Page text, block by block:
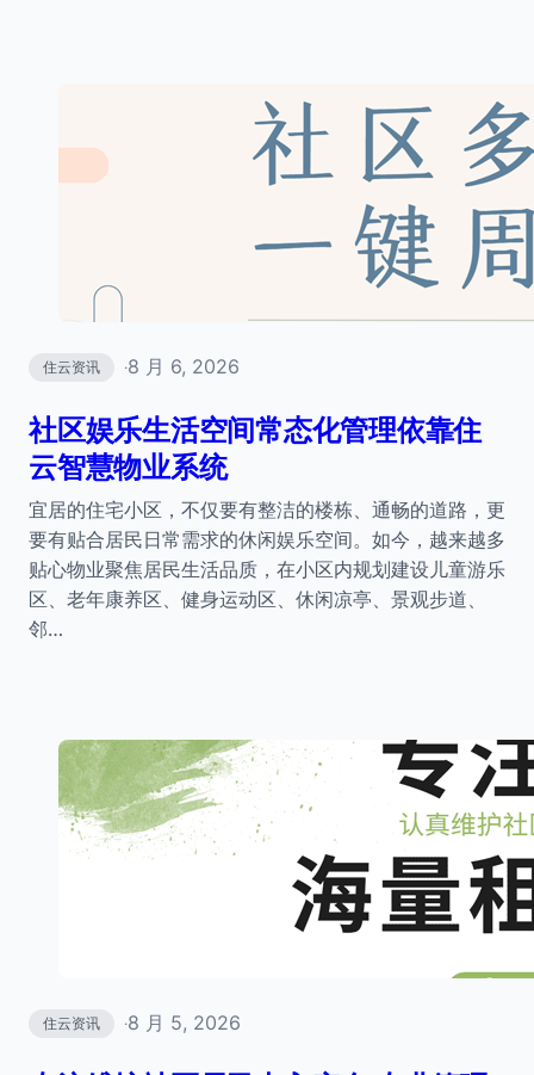
住云资讯 ·8 月 6, 2026
社区娱乐生活空间常态化管理依靠住
云智慧物业系统
宜居的住宅小区，不仅要有整洁的楼栋、通畅的道路，更
要有贴合居民日常需求的休闲娱乐空间。如今，越来越多
贴心物业聚焦居民生活品质，在小区内规划建设儿童游乐
区、老年康养区、健身运动区、休闲凉亭、景观步道、
邻…
住云资讯 ·8 月 5, 2026